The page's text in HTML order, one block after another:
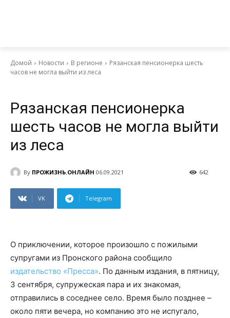
Домой Новости В регионе
Рязанская пенсионерка шесть
часов не могла выйти из леса
Рязанская пенсионерка
шесть часов не могла выйти
из леса
By ПРОЖИЗНЬ.ОНЛАЙН 06.09.2021 642
VK Telegram
О приключении, которое произошло с пожилыми
супругами из Пронского района сообщило
издательство «Пресса». По данным издания, в пятницу,
3 сентября, супружеская пара и их знакомая,
отправились в соседнее село. Время было позднее –
около пяти вечера, но компанию это не испугало,